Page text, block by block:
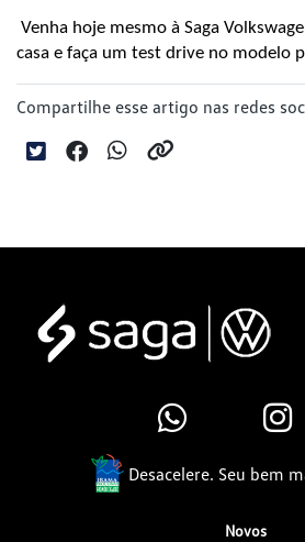
Venha hoje mesmo à Saga
casa e faça um test drive no modelo
Compartilhe esse artigo nas redes
Desacelere. Seu bem
Novos